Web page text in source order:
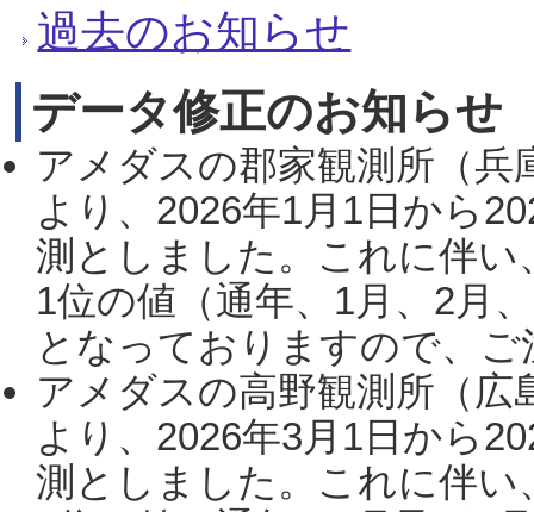
過去のお知らせ
データ修正のお知らせ
アメダスの郡家観測所（
より、2026年1月1日から
測としました。これに伴い
1位の値（通年、1月、2月
となっておりますので、
アメダスの高野観測所（
より、2026年3月1日から
測としました。これに伴い